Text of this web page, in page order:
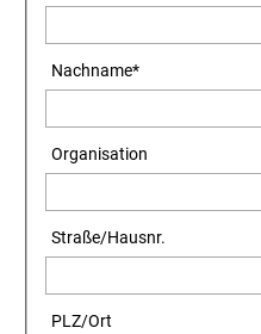
Nachname*
Organisation
Straße/Hausnr.
PLZ/Ort